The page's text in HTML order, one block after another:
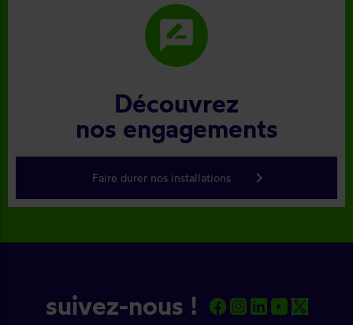
rate_review
Découvrez
nos engagements
Faire durer nos installations keyboard_arrow_right
suivez-nous !